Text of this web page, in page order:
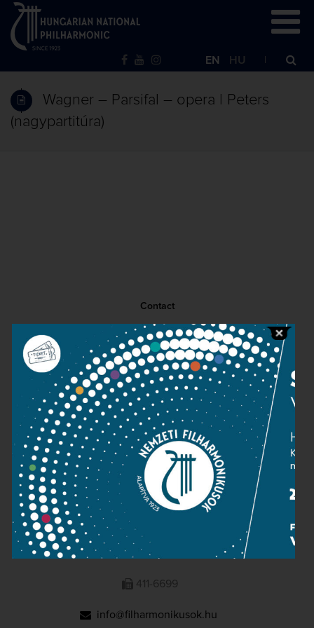
EN HU
Wagner – Parsifal – opera | Peters
(nagypartitúra)
Contact
Public information
Press room
Terms and privacy
Imprint
NATIONAL PHILHARMONIC
1095 Budapest, Komor Marcell u. 1. (Müpa)
411-6600
411-6699
info@filharmonikusok.hu